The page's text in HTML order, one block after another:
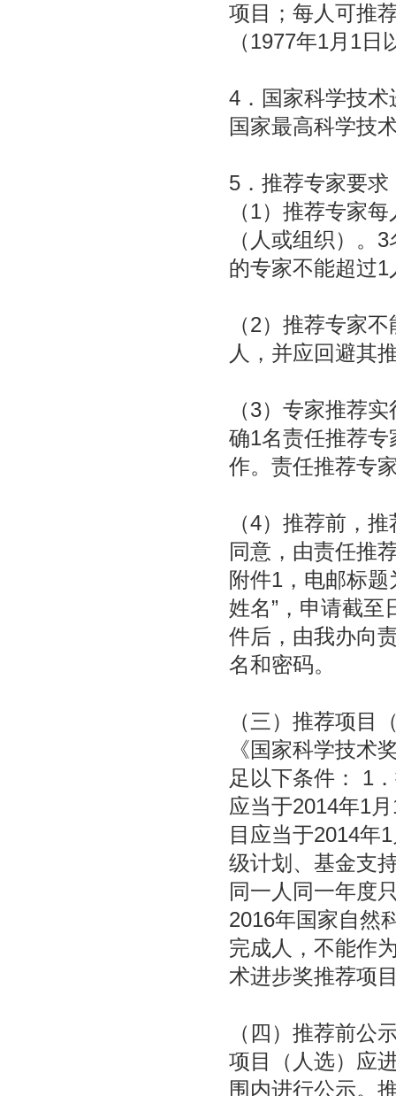
项目；每人可推
（1977年1月1
4．国家科学技术
国家最高科学技
5．推荐专家要求
（1）推荐专家
（人或组织）。
的专家不能超过1
（2）推荐专家
人，并应回避其
（3）专家推荐
确1名责任推荐
作。责任推荐专
（4）推荐前，
同意，由责任推
附件1，电邮标
姓名”，申请截至
件后，由我办向
名和密码。
（三）推荐项目
《国家科学技术
足以下条件： 1
应当于2014年1
目应当于2014年
级计划、基金支
同一人同一年度
2016年国家自然
完成人，不能作
术进步奖推荐项
（四）推荐前公
项目（人选）应
围内进行公示。